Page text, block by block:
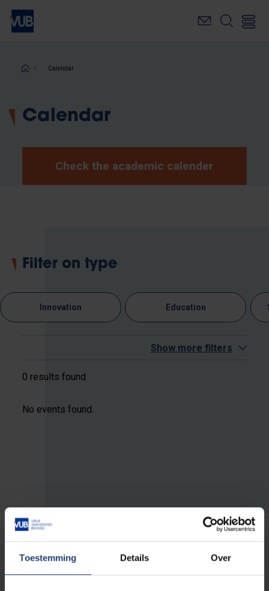
Toestemming Details Over
Skip
main
Breadcrumb
Calendar
Calendar
Check the academic calender
Filter on type
Innovation Education
Show more filters
0 results found
No events found.